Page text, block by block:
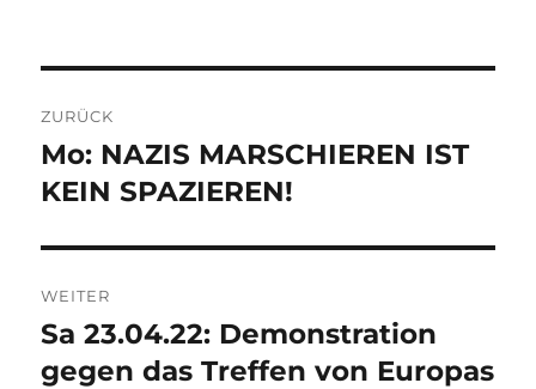
ZURÜCK
Vorheriger
Beitrag:
Mo: NAZIS MARSCHIEREN IST
KEIN SPAZIEREN!
WEITER
Nächster
Beitrag:
Sa 23.04.22: Demonstration
gegen das Treffen von Europas